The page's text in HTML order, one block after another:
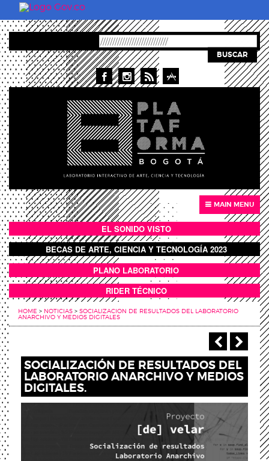
Pasar al contenido principal
BUSCAR
MAIN MENU
BOTÓN SONIDO VISTO
EL SONIDO VISTO
BOTON DOMO LLENO
BECAS DE ARTE, CIENCIA Y TECNOLOGÍA 2023
ANEXOS
PLANO LABORATORIO
RIDER TÉCNICO
HOME > NOTICIAS > SOCIALIZACION DE RESULTADOS DEL LABORATORIO
ANARCHIVO Y MEDIOS DIGITALES
‹
SOCIALIZACIÓN DE RESULTADOS DEL
LABORATORIO ANARCHIVO Y MEDIOS
DIGITALES.